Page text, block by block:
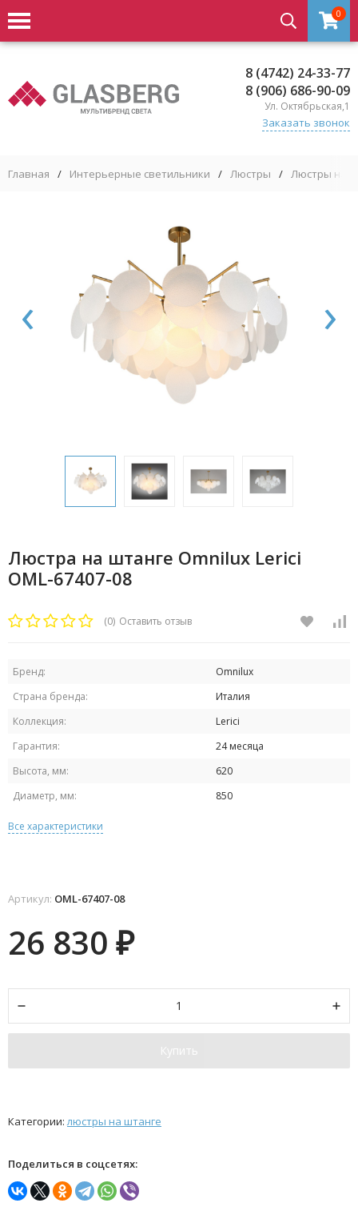
0
8 (4742) 24-33-77
8 (906) 686-90-09
Ул. Октябрьская,1
Заказать звонок
Главная / Интерьерные светильники / Люстры / Люстры на
‹ ›
Люстра на штанге Omnilux Lerici
OML-67407-08
(0) Оставить отзыв
Бренд:
Omnilux
Страна бренда:
Италия
Коллекция:
Lerici
Гарантия:
24 месяца
Высота, мм:
620
Диаметр, мм:
850
Все характеристики
Артикул: OML-67407-08
26 830 ₽
Купить
Категории: люстры на штанге
Поделиться в соцсетях: